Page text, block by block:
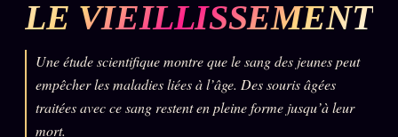
N L'ARCHIVE ↗
LE VIEILLISSEMENT
Une étude scientifique montre que le sang des jeunes peut
empêcher les maladies liées à l’âge. Des souris âgées
traitées avec ce sang restent en pleine forme jusqu’à leur
mort.